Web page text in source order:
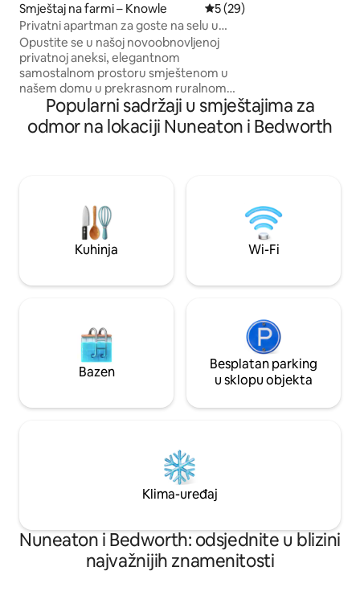
Smještaj na farmi – Knowle Prosječna ocjena: 5/5,
5 (29)
Privatni apartman za goste na selu u
blizini NEC-a/zračne luke/
Opustite se u našoj novoobnovljenoj
privatnoj aneksi, elegantnom
samostalnom prostoru smještenom u
našem domu u prekrasnom ruralnom
okruženju. Pažljivo uređeno, s mirnim,
butik ugođajem, potpuno opremljenom
kuhinjom, bračnim krevetom i privatnom
Kenilworthu, Warwicku, Stratfordu na
Avonu i Cotswoldsu Savršeno smješten
između slikovitih mjesta Barston i
Knowle (oba su udaljena najviše 5 minuta
poslovni boravak
Rezervirajte
ocjenama u blizini
Popularni sadržaji u smještajima za
odmor na lokaciji Nuneaton i Bedworth
Kuhinja Wi-Fi
Bazen
Besplatan parking
u sklopu objekta
Klima-uređaj
Nuneaton i Bedworth: odsjednite u blizini
najvažnijih znamenitosti